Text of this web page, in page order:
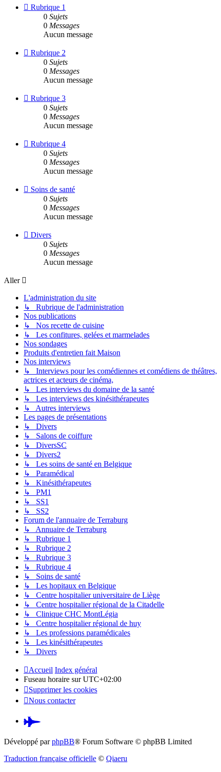
Flux
Rubrique
Rubrique 1
0 Sujets
0 Messages
Aucun message
Flux
Rubrique
Rubrique 2
0 Sujets
0 Messages
Aucun message
Flux
Rubrique
Rubrique 3
0 Sujets
0 Messages
Aucun message
Flux
Rubrique
Rubrique 4
0 Sujets
0 Messages
Aucun message
Flux
Soins
Soins de santé
0 Sujets
0 Messages
Aucun message
Flux
Divers
Divers
0 Sujets
0 Messages
Aucun message
Aller
L'administration du site
↳ Rubrique de l'administration
Nos publications
↳ Nos recette de cuisine
↳ Les confitures, gelées et marmelades
Nos sondages
Produits d'entretien fait Maison
Nos interviews
↳ Interviews pour les comédiennes et comédiens de théâtres,
actrices et acteurs de cinéma,
↳ Les interviews du domaine de la santé
↳ Les interviews des kinésithérapeutes
↳ Autres interviews
Les pages de présentations
↳ Divers
↳ Salons de coiffure
↳ DiversSC
↳ Divers2
↳ Les soins de santé en Belgique
↳ Paramédical
↳ Kinésithérapeutes
↳ PM1
↳ SS1
↳ SS2
Forum de l'annuaire de Terraburg
↳ Annuaire de Terraburg
↳ Rubrique 1
↳ Rubrique 2
↳ Rubrique 3
↳ Rubrique 4
↳ Soins de santé
↳ Les hopitaux en Belgique
↳ Centre hospitalier universitaire de Liège
↳ Centre hospitalier régional de la Citadelle
↳ Clinique CHC MontLégia
↳ Centre hospitalier régional de huy
↳ Les professions paramédicales
↳ Les kinésithérapeutes
↳ Divers
Accueil Index général
Fuseau horaire surUTC+02:00
Supprimer les cookies
Nous contacter
Pardus.at
(S’ouvre
Développé parphpBB® Forum Software © phpBB Limited
Traduction française officielle © Qiaeru